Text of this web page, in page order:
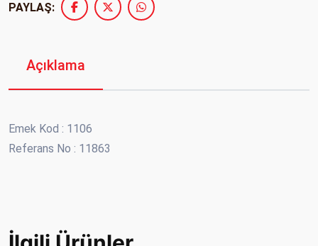
PAYLAŞ:
Açıklama
Emek Kod : 1106
Referans No : 11863